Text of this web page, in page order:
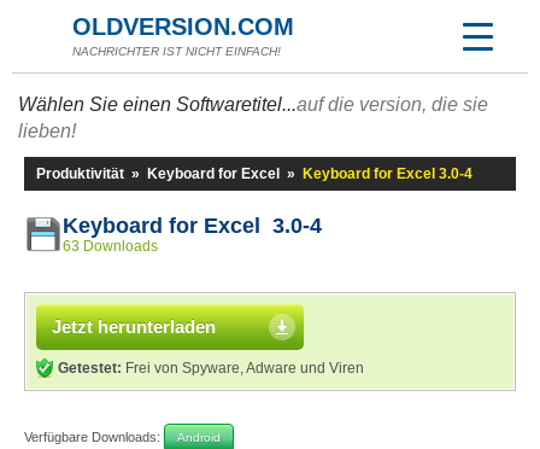
OLDVERSION.COM
NACHRICHTER IST NICHT EINFACH!
Wählen Sie einen Softwaretitel...auf die version, die sie
lieben!
Produktivität » Keyboard for Excel » Keyboard for Excel 3.0-4
Keyboard for Excel 3.0-4
63 Downloads
Jetzt herunterladen
Getestet: Frei von Spyware, Adware und Viren
Verfügbare Downloads: Android